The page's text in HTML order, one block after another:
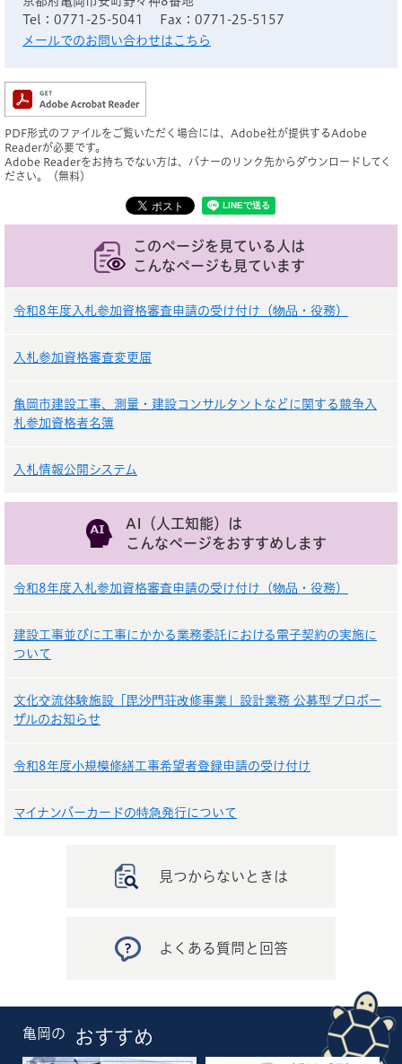
Tel：0771-25-5041
Fax：0771-25-5157
メールでのお問い合わせはこちら
PDF形式のファイルをご覧いただく場合には、Adobe社が提供するAdobe
Readerが必要です。
Adobe Readerをお持ちでない方は、バナーのリンク先からダウンロードしてく
ださい。（無料）
このページを見ている人は
こんなページも見ています
令和8年度入札参加資格審査申請の受け付け（物品・役務）
入札参加資格審査変更届
亀岡市建設工事、測量・建設コンサルタントなどに関する競争入
札参加資格者名簿
入札情報公開システム
AI（人工知能）は
こんなページをおすすめします
令和8年度入札参加資格審査申請の受け付け（物品・役務）
建設工事並びに工事にかかる業務委託における電子契約の実施に
ついて
文化交流体験施設「毘沙門荘改修事業」設計業務 公募型プロポー
ザルのお知らせ
令和8年度小規模修繕工事希望者登録申請の受け付け
マイナンバーカードの特急発行について
見つからないときは
よくある質問と回答
亀岡の おすすめ